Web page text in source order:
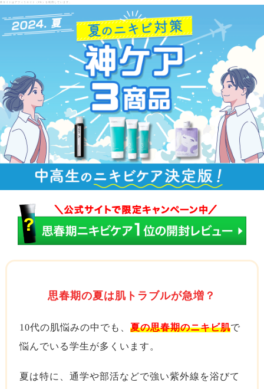
本サイトはアフィリエイト（PR）を利用しています。
思春期の夏は肌トラブルが急増？
10代の肌悩みの中でも、夏の思春期のニキビ肌で
悩んでいる学生が多くいます。
夏は特に、通学や部活などで強い紫外線を浴びて